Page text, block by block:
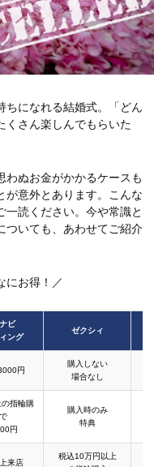
ちになれる結婚式。「どん
くさん楽しんでもらいた
わぬお金がかかるケースも
が意外とあります。こんな
一読ください。今や常識と
ついても、あわせてご紹介
にお得！／
ビ
ング
ゼクシィ
円
購入しない
場合なし
指輪購
円
購入時のみ
特典
来店
税込10万円以上